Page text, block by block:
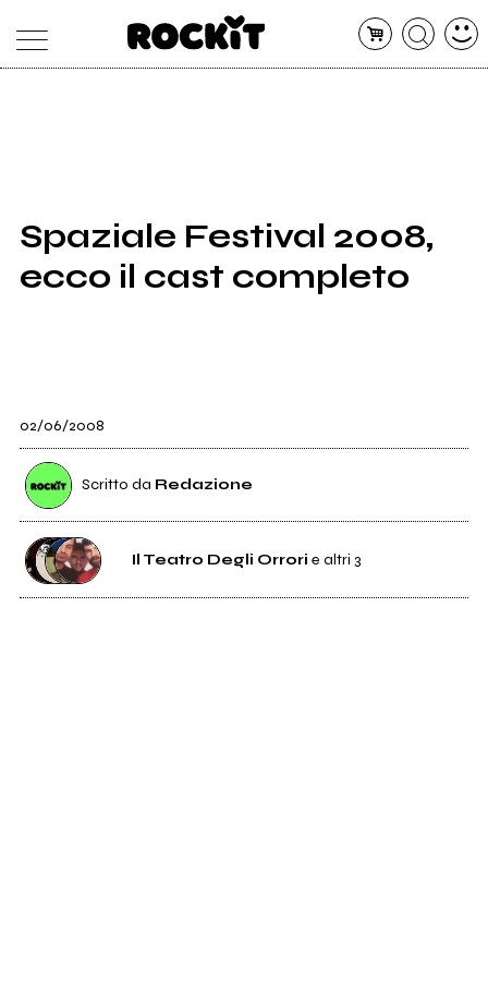
SHOP
RADIO
Spaziale Festival 2008,
ecco il cast completo
02/06/2008
Scritto da Redazione
Il Teatro Degli Orrori e altri 3